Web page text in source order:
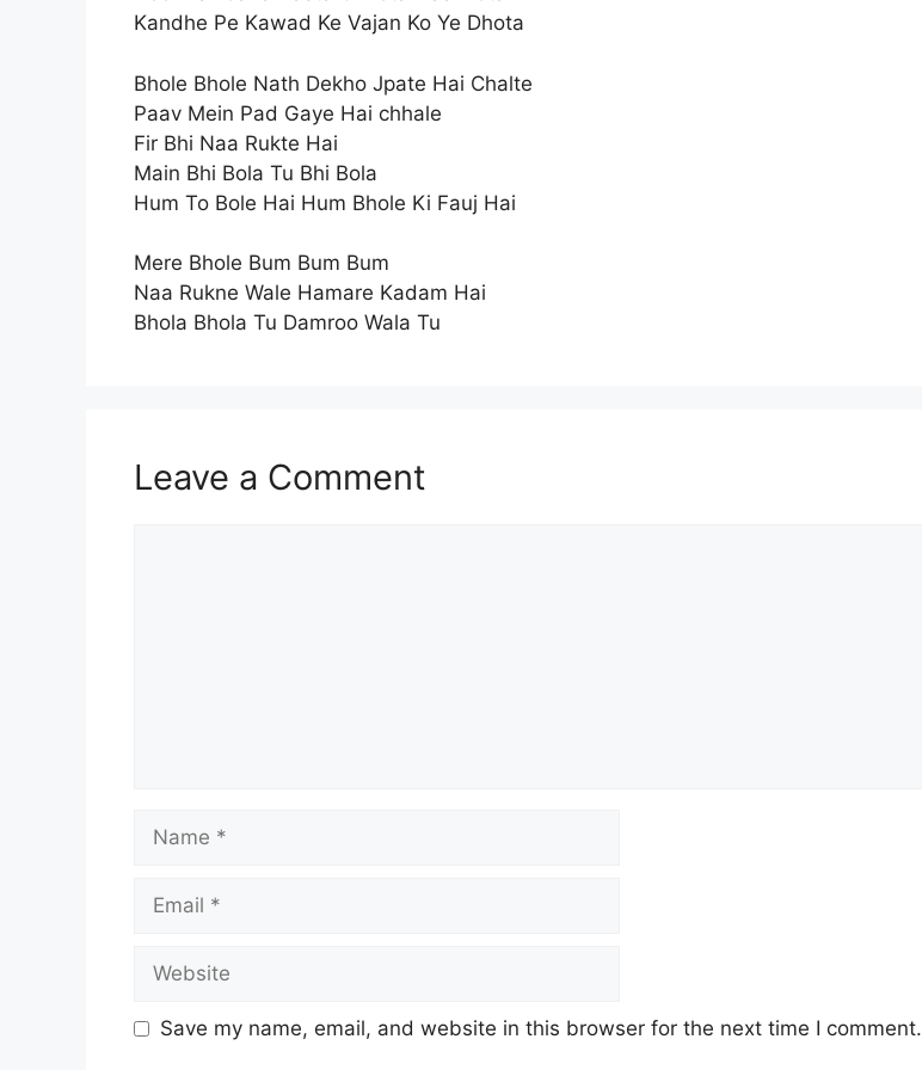
Kandhe Pe Kawad Ke Vajan Ko Ye Dhota
Bhole Bhole Nath Dekho Jpate Hai Chalte
Paav Mein Pad Gaye Hai chhale
Fir Bhi Naa Rukte Hai
Main Bhi Bola Tu Bhi Bola
Hum To Bole Hai Hum Bhole Ki Fauj Hai
Mere Bhole Bum Bum Bum
Naa Rukne Wale Hamare Kadam Hai
Bhola Bhola Tu Damroo Wala Tu
Leave a Comment
Name
Email
Website
Save my name, email, and website in this browser for the next time I comment.